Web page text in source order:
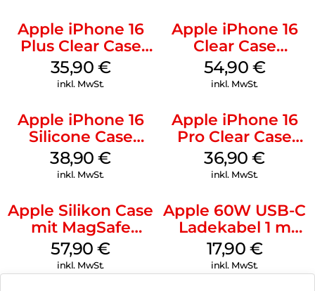
Apple iPhone 16
Plus Clear Case
MagSafe
Transparent
35,90 €
inkl. MwSt.
Apple iPhone 16
Clear Case
MagSafe
Transparent
54,90 €
inkl. MwSt.
Apple iPhone 16
Silicone Case
MagSafe
Ultramarine
38,90€
inkl. MwSt.
Apple iPhone 16
Pro Clear Case
MagSafe
Transparent
36,90€
inkl. MwSt.
Apple Silikon Case
mit MagSafe
iPhone 14 Pro
(PRODUCT)RED
57,90€
inkl. MwSt.
Apple 60W USB-C
Ladekabel 1 m
Weiß
17,90 €
inkl. MwSt.